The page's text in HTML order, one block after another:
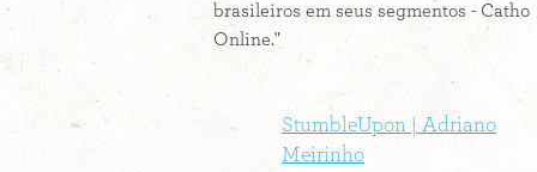
brasileiros em seus segmentos - Catho
Online."
StumbleUpon | Adriano
Meirinho